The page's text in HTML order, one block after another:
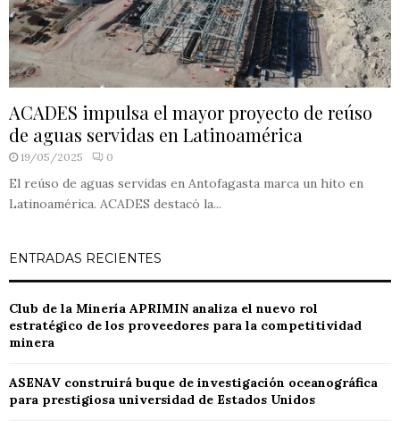
ACADES impulsa el mayor proyecto de reúso
de aguas servidas en Latinoamérica
19/05/2025 0
El reúso de aguas servidas en Antofagasta marca un hito en
Latinoamérica. ACADES destacó la...
ENTRADAS RECIENTES
Club de la Minería APRIMIN analiza el nuevo rol
estratégico de los proveedores para la competitividad
minera
ASENAV construirá buque de investigación oceanográfica
para prestigiosa universidad de Estados Unidos